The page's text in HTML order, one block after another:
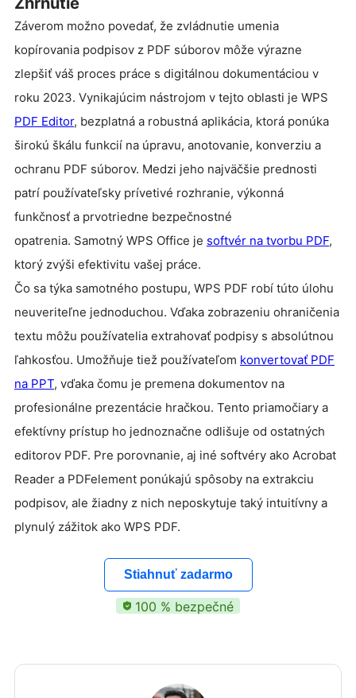
Záverom možno povedať, že zvládnutie umenia
kopírovania podpisov z PDF súborov môže výrazne
zlepšiť váš proces práce s digitálnou dokumentáciou v
roku 2023. Vynikajúcim nástrojom v tejto oblasti je WPS
PDF Editor, bezplatná a robustná aplikácia, ktorá ponúka
širokú škálu funkcií na úpravu, anotovanie, konverziu a
ochranu PDF súborov. Medzi jeho najväčšie prednosti
patrí používateľsky prívetivé rozhranie, výkonná
funkčnosť a prvotriedne bezpečnostné
opatrenia. Samotný WPS Office je softvér na tvorbu PDF,
ktorý zvýši efektivitu vašej práce.
Čo sa týka samotného postupu, WPS PDF robí túto úlohu
neuveriteľne jednoduchou. Vďaka zobrazeniu ohraničenia
textu môžu používatelia extrahovať podpisy s absolútnou
ľahkosťou. Umožňuje tiež používateľom konvertovať PDF
na PPT, vďaka čomu je premena dokumentov na
profesionálne prezentácie hračkou. Tento priamočiary a
efektívny prístup ho jednoznačne odlišuje od ostatných
editorov PDF. Pre porovnanie, aj iné softvéry ako Acrobat
Reader a PDFelement ponúkajú spôsoby na extrakciu
podpisov, ale žiadny z nich neposkytuje taký intuitívny a
plynulý zážitok ako WPS PDF.
Stiahnuť zadarmo
100 % bezpečné